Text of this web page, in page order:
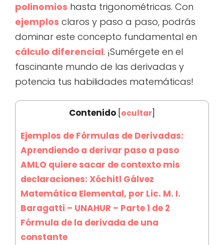
polinomios hasta trigonométricas. Con
ejemplos claros y paso a paso, podrás
dominar este concepto fundamental en
cálculo diferencial. ¡Sumérgete en el
fascinante mundo de las derivadas y
potencia tus habilidades matemáticas!
Contenido ocultar
Ejemplos de Fórmulas de Derivadas:
Aprendiendo a derivar paso a paso
AMLO quiere sacar de contexto mis
declaraciones: Xóchitl Gálvez
Matemática Elemental, por Lic. M. I.
Baragatti – UNAHUR – Parte 1 de 2
Fórmula de la derivada de una
constante